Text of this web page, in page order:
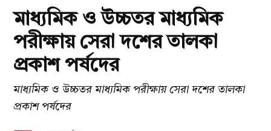
IN
মাধ্যমিক ও উচ্চতর মাধ্যমিক
পরীক্ষায় সেরা দশের তালকা
প্রকাশ পর্ষদের
মাধ্যমিক ও উচ্চতর মাধ্যমিক পরীক্ষায় সেরা দশের তালকা
প্রকাশ পর্ষদের